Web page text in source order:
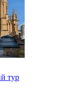
тур